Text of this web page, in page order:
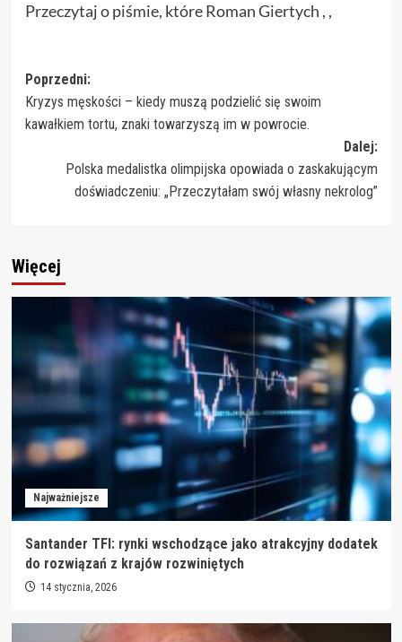
Przeczytaj o piśmie, które Roman Giertych , ,
Zobacz
wpisy
Poprzedni:
Kryzys męskości – kiedy muszą podzielić się swoim
kawałkiem tortu, znaki towarzyszą im w powrocie.
Dalej:
Polska medalistka olimpijska opowiada o zaskakującym
doświadczeniu: „Przeczytałam swój własny nekrolog”
Więcej
Najważniejsze
Santander TFI: rynki wschodzące jako atrakcyjny dodatek
do rozwiązań z krajów rozwiniętych
14 stycznia, 2026